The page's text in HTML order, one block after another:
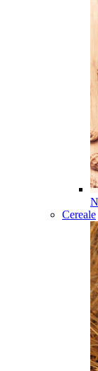
Cereale